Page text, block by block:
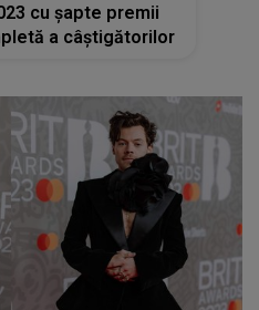
cu şapte premii
a câștigătorilor